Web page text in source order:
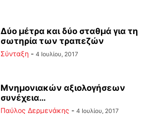
Δύο μέτρα και δύο σταθμά για τη
σωτηρία των τραπεζών
Σύνταξη - 4 Ιουλίου, 2017
Μνημονιακών αξιολογήσεων
συνέχεια…
Παύλος Δερμενάκης - 4 Ιουλίου, 2017